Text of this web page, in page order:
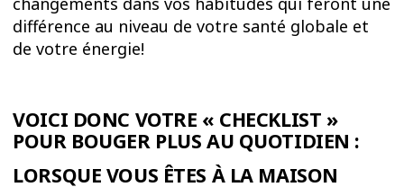
différence au niveau de votre santé globale et
de votre énergie!
VOICI DONC VOTRE « CHECKLIST »
POUR BOUGER PLUS AU QUOTIDIEN :
LORSQUE VOUS ÊTES À LA MAISON